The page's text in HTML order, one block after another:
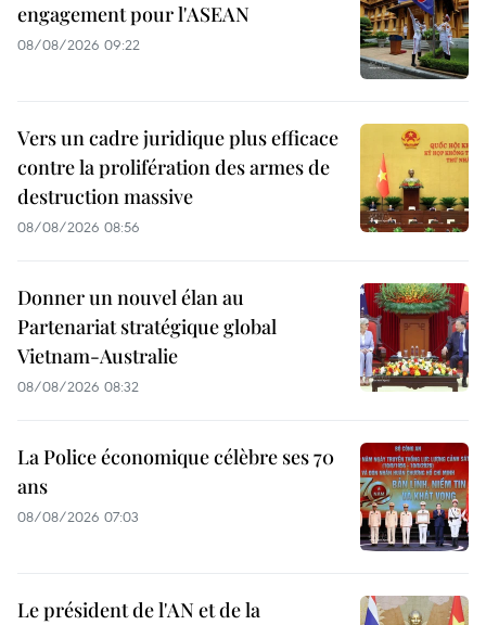
engagement pour l'ASEAN
08/08/2026 09:22
Vers un cadre juridique plus efficace
contre la prolifération des armes de
destruction massive
08/08/2026 08:56
Donner un nouvel élan au
Partenariat stratégique global
Vietnam-Australie
08/08/2026 08:32
La Police économique célèbre ses 70
ans
08/08/2026 07:03
Le président de l'AN et de la